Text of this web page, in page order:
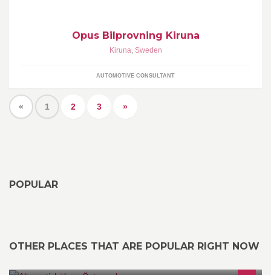
Opus Bilprovning Kiruna
Kiruna, Sweden
AUTOMOTIVE CONSULTANT
« 1 2 3 »
POPULAR
OTHER PLACES THAT ARE POPULAR RIGHT NOW